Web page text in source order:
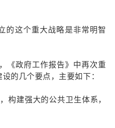
的这个重大战略是非常明智
《政府工作报告》中再次重
的几个要点，主要如下：
构建强大的公共卫生体系，